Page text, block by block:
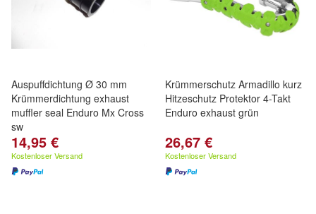
Auspuffdichtung Ø 30 mm
Krümmerdichtung exhaust
muffler seal Enduro Mx Cross
sw
14,95 €
Kostenloser Versand
Krümmerschutz Armadillo kurz
Hitzeschutz Protektor 4-Takt
Enduro exhaust grün
26,67 €
Kostenloser Versand